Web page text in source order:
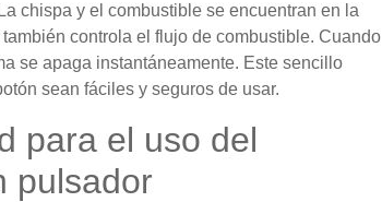
chispa y el combustible se encuentran en la
controla el flujo de combustible. Cuando
se apaga instantáneamente. Este sencillo
sean fáciles y seguros de usar.
para el uso del
pulsador